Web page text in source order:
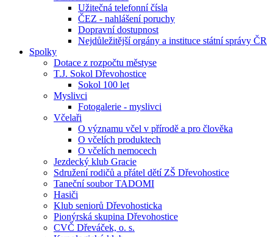
Užitečná telefonní čísla
ČEZ - nahlášení poruchy
Dopravní dostupnost
Nejdůležitější orgány a instituce státní správy ČR
Spolky
Dotace z rozpočtu městyse
T.J. Sokol Dřevohostice
Sokol 100 let
Myslivci
Fotogalerie - myslivci
Včelaři
O významu včel v přírodě a pro člověka
O včelích produktech
O včelích nemocech
Jezdecký klub Gracie
Sdružení rodičů a přátel dětí ZŠ Dřevohostice
Taneční soubor TADOMI
Hasiči
Klub seniorů Dřevohosticka
Pionýrská skupina Dřevohostice
CVČ Dřeváček, o. s.